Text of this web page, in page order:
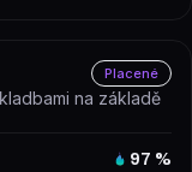
Placené
na základě
97 %